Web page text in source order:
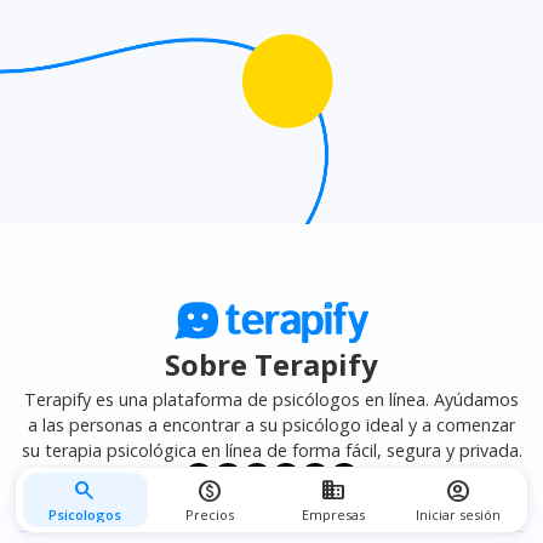
search
Psicologos
monetization_on
Precios
business
Empresas
account_circle
Iniciar sesión
Sobre Terapify
Terapify es una plataforma de psicólogos en línea. Ayúdamos
a las personas a encontrar a su psicólogo ideal y a comenzar
su terapia psicológica en línea de forma fácil, segura y privada.